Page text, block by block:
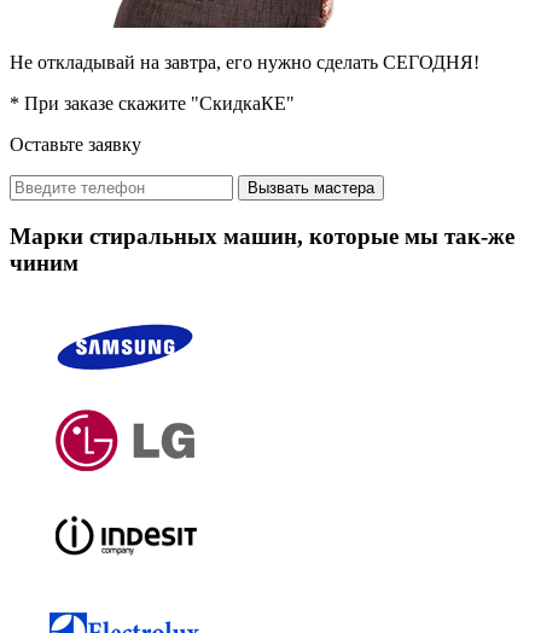
Не откладывай на завтра, его нужно сделать СЕГОДНЯ!
* При заказе скажите "СкидкаКЕ"
Оставьте заявку
Вызвать мастера
Марки стиральных машин, которые мы так-же
чиним